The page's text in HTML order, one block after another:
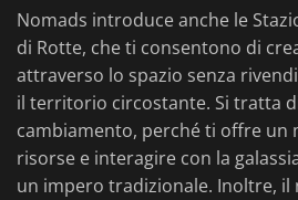
Nomads introduce anche le
di Rotte, che ti consentono di
attraverso lo spazio senza
il territorio circostante. Si tratta
cambiamento, perché ti offre un
risorse e interagire con la
un impero tradizionale. Inoltre, il